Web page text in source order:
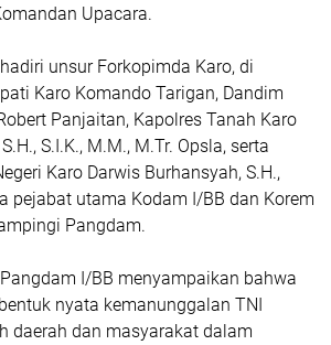
Upacara.
unsur Forkopimda Karo, di
Karo Komando Tarigan, Dandim
Panjaitan, Kapolres Tanah Karo
S.I.K., M.M., M.Tr. Opsla, serta
Karo Darwis Burhansyah, S.H.,
pejabat utama Kodam I/BB dan Korem
Pangdam.
I/BB menyampaikan bahwa
nyata kemanunggalan TNI
daerah dan masyarakat dalam